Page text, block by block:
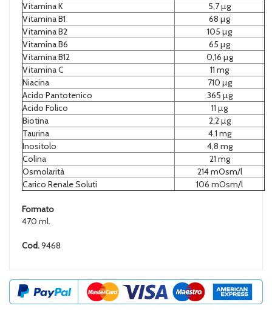
Vitamina K
5,7 µg
Vitamina B1
68 µg
Vitamina B2
105 µg
Vitamina B6
65 µg
Vitamina B12
0,16 µg
Vitamina C
11 mg
Niacina
710 µg
Acido Pantotenico
365 µg
Acido Folico
11 µg
Biotina
2,2 µg
Taurina
4,1 mg
Inositolo
4,8 mg
Colina
21 mg
Osmolarità
214 mOsm/l
Carico Renale Soluti
106 mOsm/l
Formato
470 ml.
Cod.9468